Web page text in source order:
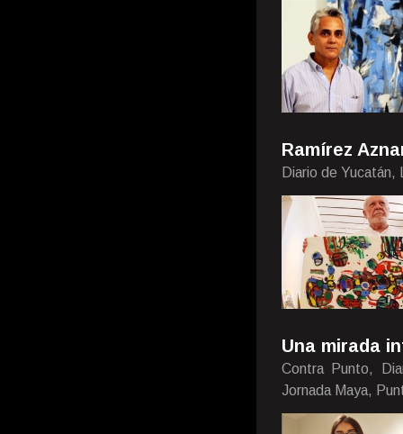
Ramírez
Diario de Yucatán,
Una mirada
Contra Punto,
Jornada Maya,